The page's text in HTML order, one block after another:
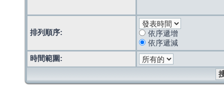
排列順序:
依序遞增
依序遞減
時間範圍: